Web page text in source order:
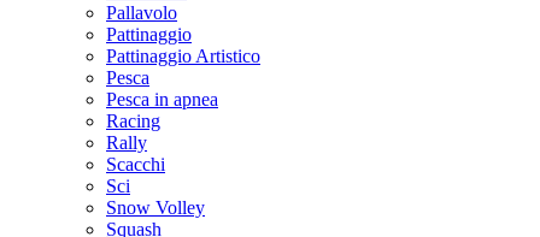
Pallavolo
Pattinaggio
Pattinaggio Artistico
Pesca
Pesca in apnea
Racing
Rally
Scacchi
Sci
Snow Volley
Squash